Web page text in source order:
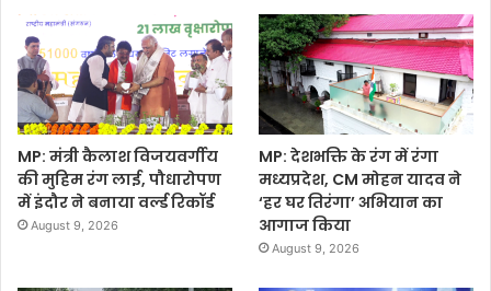
MP: मंत्री कैलाश विजयवर्गीय
की मुहिम रंग लाई, पौधारोपण
में इंदौर ने बनाया वर्ल्ड रिकॉर्ड
August 9, 2026
MP: देशभक्ति के रंग में रंगा
मध्यप्रदेश, CM मोहन यादव ने
‘हर घर तिरंगा’ अभियान का
आगाज किया
August 9, 2026